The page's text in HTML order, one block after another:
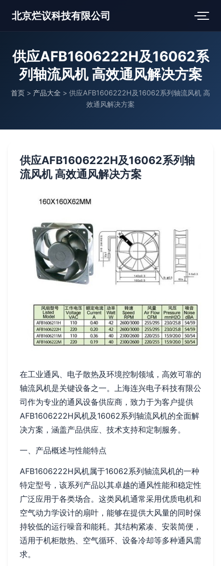
北京烂议科技有限公司
供应AFB1606222H及16062系
列轴流风机 高效通风解决方案
首页 > 产品大全 > 供应AFB1606222H及16062系列轴流风机 高
效通风解决方案
供应AFB1606222H及16062系列轴
流风机 高效通风解决方案
在工业通风、电子散热及环境控制领域，高效可靠的
轴流风机是关键设备之一。上海连兴电子科技有限公
司作为专业的通风设备供应商，致力于为客户提供
AFB1606222H风机及16062系列轴流风机的全面解
决方案，涵盖产品供应、技术支持和定制服务。
一、产品概述与性能特点
AFB1606222H风机属于16062系列轴流风机的一种
特定型号，该系列产品以其卓越的通风性能和稳定性
广泛应用于各类场合。这类风机通常采用优质电机和
空气动力学设计的扇叶，能够在提供大风量的同时保
持较低的运行噪音和能耗。其结构紧凑、安装简便，
适用于机柜散热、空气循环、设备冷却等多种通风需
求。